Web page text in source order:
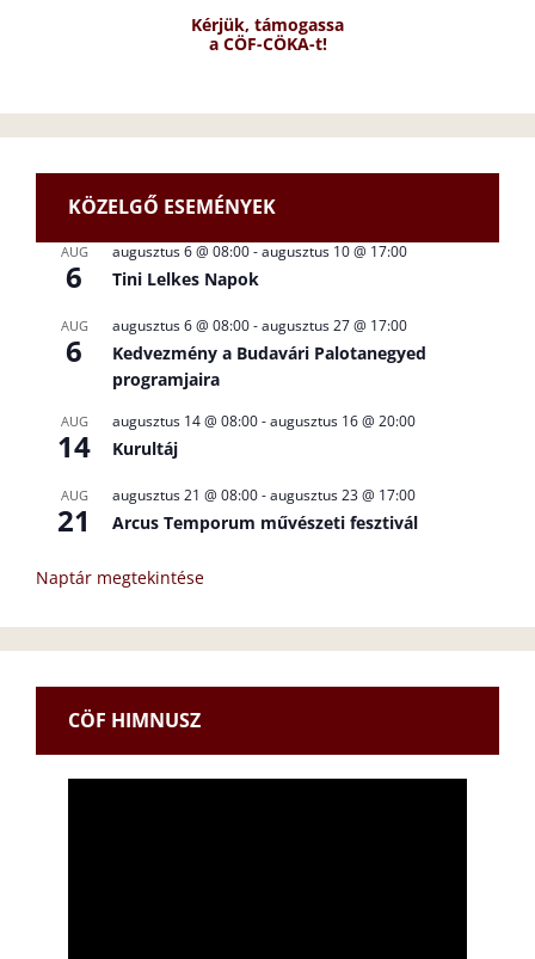
Kérjük, támogassa
a CÖF-CÖKA-t!
KÖZELGŐ ESEMÉNYEK
AUG
6
augusztus 6 @ 08:00-augusztus 10 @ 17:00
Tini Lelkes Napok
AUG
6
augusztus 6 @ 08:00-augusztus 27 @ 17:00
Kedvezmény a Budavári Palotanegyed
programjaira
AUG
14
augusztus 14 @ 08:00-augusztus 16 @ 20:00
Kurultáj
AUG
21
augusztus 21 @ 08:00-augusztus 23 @ 17:00
Arcus Temporum művészeti fesztivál
Naptár megtekintése
CÖF HIMNUSZ